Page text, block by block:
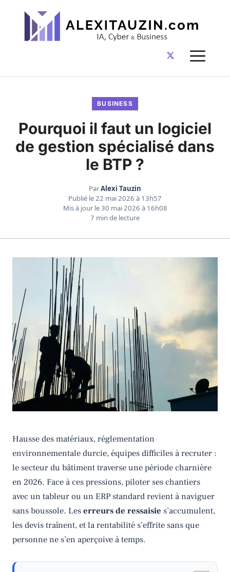
contenu
BUSINESS
Pourquoi il faut un logiciel
de gestion spécialisé dans
le BTP ?
ParAlexi Tauzin
Publié le22 mai 2026 à 13h57
Mis à jour le30 mai 2026 à 16h08
7 min de lecture
Hausse des matériaux, réglementation
environnementale durcie, équipes difficiles à recruter :
le secteur du bâtiment traverse une période charnière
en 2026. Face à ces pressions, piloter ses chantiers
avec un tableur ou un ERP standard revient à naviguer
sans boussole. Leserreurs de ressaisie s’accumulent,
les devis traînent, et la rentabilité s’effrite sans que
personne ne s’en aperçoive à temps.